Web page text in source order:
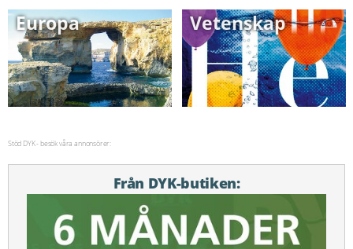
Europa Vetenskap
Stöd DYK - besök våra annonsörer:
Från DYK-butiken: